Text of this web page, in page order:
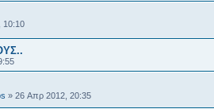
10:10
» 26 Απρ 2012, 20:35